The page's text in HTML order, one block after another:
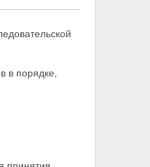
в порядке,